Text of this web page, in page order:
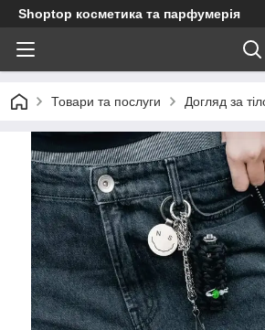
Shoptop косметика та парфумерія
Товари та послуги Догляд за